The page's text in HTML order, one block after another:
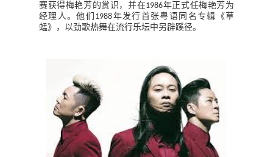
赛获得梅艳芳的赏识，并在1986年正式任梅艳芳为
经理人。他们 1988年发行首张粤语同名专辑《草
蜢》，以劲歌热舞在流行乐坛中另辟蹊径。